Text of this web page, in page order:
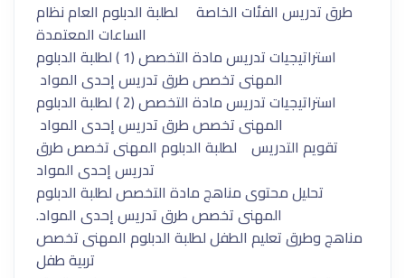
طرق تدريس الفئات الخاصة لطلبة الدبلوم العام نظام
الساعات المعتمدة
استراتيجيات تدريس مادة التخصص (1 ) لطلبة الدبلوم
المهنى تخصص طرق تدريس إحدى المواد
استراتيجيات تدريس مادة التخصص (2 ) لطلبة الدبلوم
المهنى تخصص طرق تدريس إحدى المواد
تقويم التدريس لطلبة الدبلوم المهنى تخصص طرق
تدريس إحدى المواد
تحليل محتوى مناهج مادة التخصص لطلبة الدبلوم
المهنى تخصص طرق تدريس إحدى المواد.
مناهج وطرق تعليم الطفل لطلبة الدبلوم المهنى تخصص
تربية طفل